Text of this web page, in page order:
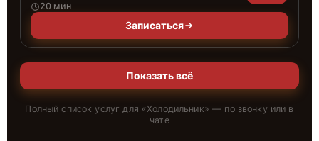
20 мин
Записаться
Показать всё
Полный список услуг для «Холодильник» — по звонку или в
чате